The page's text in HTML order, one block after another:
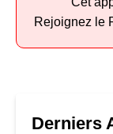
Rejoignez le
Derniers